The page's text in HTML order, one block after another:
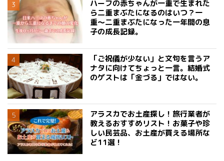
ハーフの赤ちゃんが一重で生まれた
ら二重まぶたになるのはいつ？一
重〜二重まぶたになった一年間の息
子の成長記録。
「ご祝儀が少ない」と文句を言うア
ナタに向けてちょっと一言。結婚式
のゲストは「金づる」ではない。
アラスカでお土産探し！旅行業者が
教えるおすすめリスト！お菓子や珍
しい民芸品、お土産が買える場所な
ど11選！